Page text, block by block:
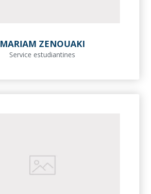
MARIAM ZENOUAKI
Service estudiantines